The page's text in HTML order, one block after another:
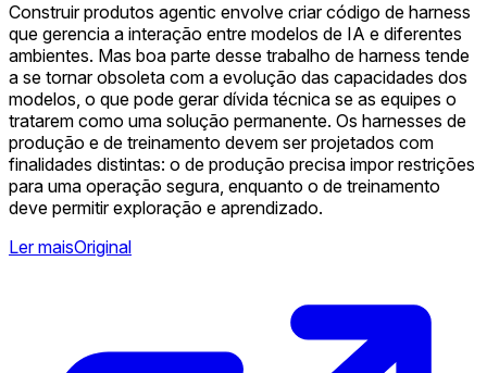
Construir produtos agentic envolve criar código de harness
que gerencia a interação entre modelos de IA e diferentes
ambientes. Mas boa parte desse trabalho de harness tende
a se tornar obsoleta com a evolução das capacidades dos
modelos, o que pode gerar dívida técnica se as equipes o
tratarem como uma solução permanente. Os harnesses de
produção e de treinamento devem ser projetados com
finalidades distintas: o de produção precisa impor restrições
para uma operação segura, enquanto o de treinamento
deve permitir exploração e aprendizado.
Ler maisOriginal